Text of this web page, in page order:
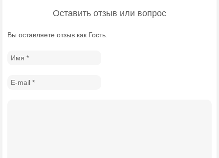
Оставить отзыв или вопрос
Вы оставляете отзыв как Гость.